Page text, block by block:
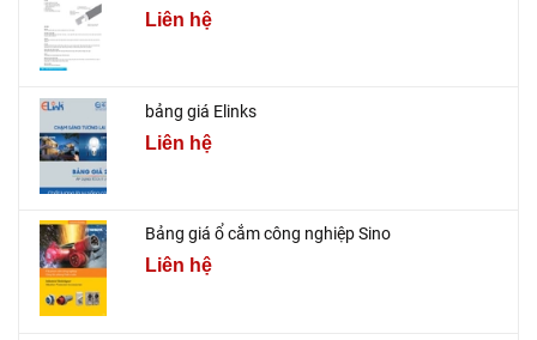
Liên hệ
bảng giá Elinks
Liên hệ
Bảng giá ổ cắm công nghiệp Sino
Liên hệ